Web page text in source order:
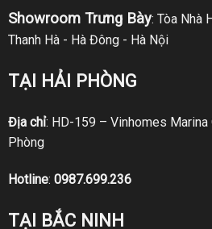
Showroom Trưng Bày: Tòa Nhà
Thanh Hà - Hà Đông - Hà Nội
TẠI HẢI PHÒNG
Địa chỉ: HD-159 – Vinhomes Marina
Phòng
Hotline: 0987.699.236
TẠI BẮC NINH